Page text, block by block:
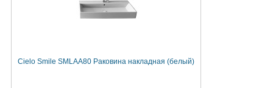
Cielo Smile SMLAA80 Раковина накладная (белый)